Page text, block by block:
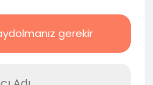
gerekir